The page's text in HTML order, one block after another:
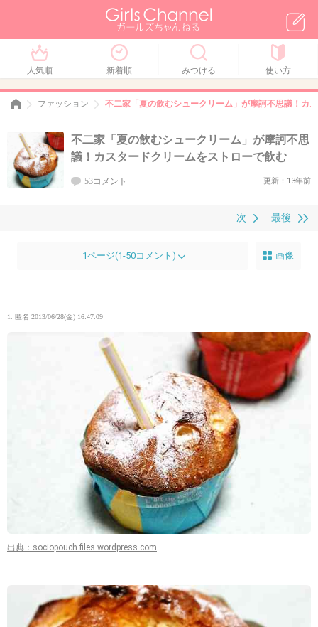
人気順 新着順 みつける 使い方
ファッション 不二家「夏の飲むシュークリーム」が摩訶不思議！カ
不二家「夏の飲むシュークリーム」が摩訶不思
議！カスタードクリームをストローで飲む
53コメント 更新：13年前
最後
次
1ページ(1-50コメント) 画像
1. 匿名 2013/06/28(金) 16:47:09
出典：sociopouch.files.wordpress.com